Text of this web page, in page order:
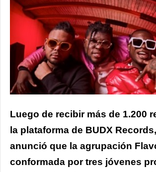
Luego de recibir más de 1.200
la plataforma de BUDX
anunció que la agrupación
conformada por tres jóvenes